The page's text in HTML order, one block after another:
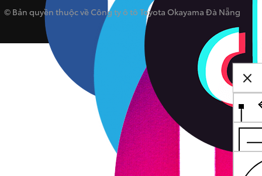
© Bản quyền thuộc về Công ty ô tô Toyota Okayama Đà Nẵng